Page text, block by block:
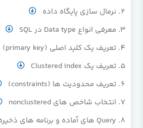
نرمال سازی پایگاه داده
معرفی انواع Data type در SQL
تعریف یک کلید اصلی (primary key)
تعریف یک Clustered Index
تعریف محدودیت ها (constraints)
انتخاب شاخص های nonclustered
Query های آماده و برنامه های ذخیره شده